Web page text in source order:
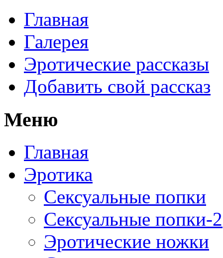
Главная
Галерея
Эротические рассказы
Добавить свой рассказ
Меню
Главная
Эротика
Сексуальные попки
Сексуальные попки-2
Эротические ножки